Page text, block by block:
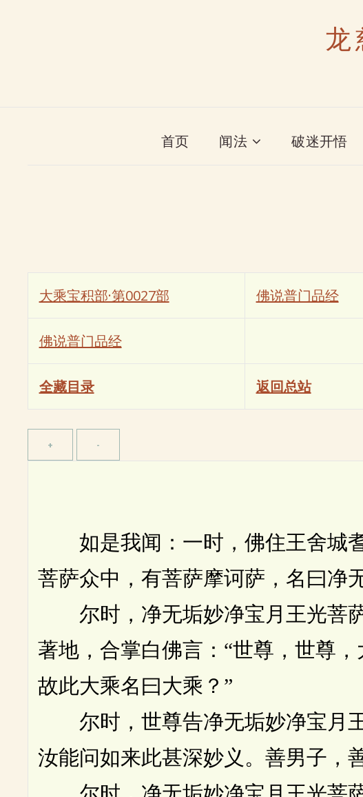
龙
首页 闻法 破迷开悟
大乘宝积部·第0027部 佛说普门品经
佛说普门品经
全藏目录 返回总站
如是我闻：一时，佛住王舍城耆
菩萨众中，有菩萨摩诃萨，名曰净
尔时，净无垢妙净宝月王光菩萨
著地，合掌白佛言：“世尊，世尊
故此大乘名曰大乘？”
尔时，世尊告净无垢妙净宝月王
汝能问如来此甚深妙义。善男子，